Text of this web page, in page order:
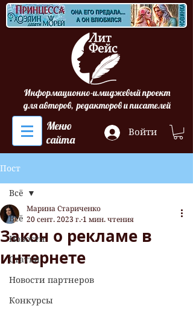
Информационно-имиджевый проект
для авторов, редакторов и писателей
Меню
сайта
Войти
Пост
Всё
Новости
Статьи
Новости партнеров
Конкурсы
Всё
Закон о рекламе в
интернете
Марина Стариченко
20 сент. 2023 г. 1 мин. чтения